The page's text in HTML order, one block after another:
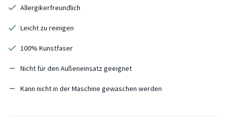
Allergikerfreundlich
Leicht zu reinigen
100% Kunstfaser
Nicht für den Außeneinsatz geeignet
Kann nicht in der Maschine gewaschen werden